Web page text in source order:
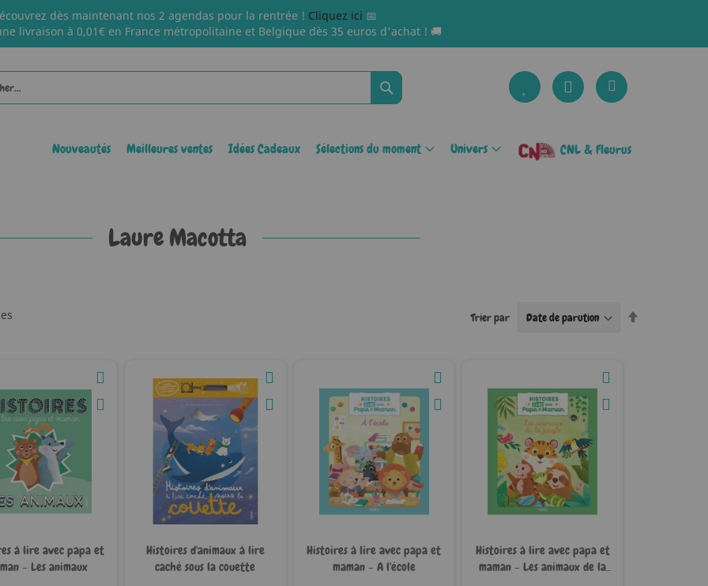
dès maintenant nos 2 agendas pour la rentrée ! Cliquez ici 📅
livraison à 0,01€ en France métropolitaine et Belgique dès 35 euros d'achat ! 🚚
Rechercher
Nouveautés Meilleures ventes Idées Cadeaux Sélections du moment Univers CNL & Fleurus
Laure Macotta
Trier par
à lire avec papa et
- Les animaux
Histoires d'animaux à lire
caché sous la couette
Histoires à lire avec papa et
maman - A l'école
Histoires à lire avec papa et
maman - Les animaux de la